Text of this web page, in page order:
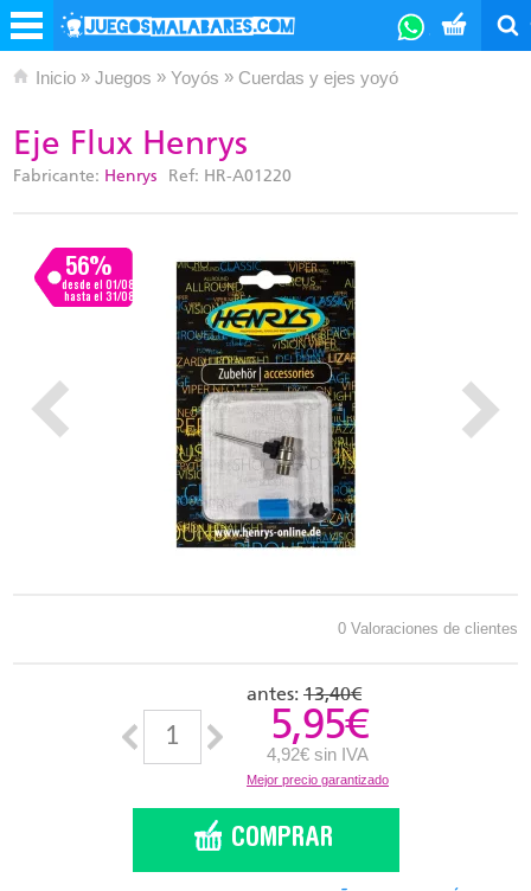
Inicio » Juegos » Yoyós » Cuerdas y ejes yoyó
Eje Flux Henrys
Fabricante: Henrys Ref: HR-A01220
56%
desde el 01/08
hasta el 31/08
0 Valoraciones de clientes
antes: 13,40€
5,95€
4,92€ sin IVA
Mejor precio garantizado